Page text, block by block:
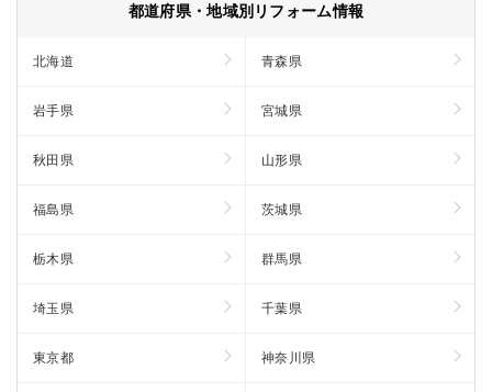
都道府県・地域別リフォーム情報
北海道 青森県
岩手県 宮城県
秋田県 山形県
福島県 茨城県
栃木県 群馬県
埼玉県 千葉県
東京都 神奈川県